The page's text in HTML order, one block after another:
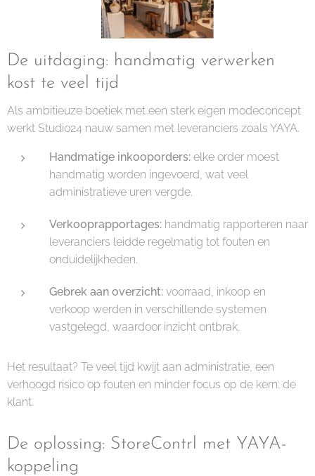
De uitdaging: handmatig verwerken
kost te veel tijd
Als ambitieuze boetiek met een sterk eigen modeconcept
werkt Studio24 nauw samen met leveranciers zoals YAYA.
Handmatige inkooporders: elke order moest
handmatig worden ingevoerd, wat veel
administratieve uren vergde.
Verkooprapportages: handmatig rapporteren naar
leveranciers leidde regelmatig tot fouten en
onduidelijkheden.
Gebrek aan overzicht: voorraad, inkoop en
verkoop werden in verschillende systemen
vastgelegd, waardoor inzicht ontbrak.
Het resultaat? Te veel tijd kwijt aan administratie, een
verhoogd risico op fouten en minder focus op de kern: de
klant.
De oplossing: StoreContrl met YAYA-
koppeling